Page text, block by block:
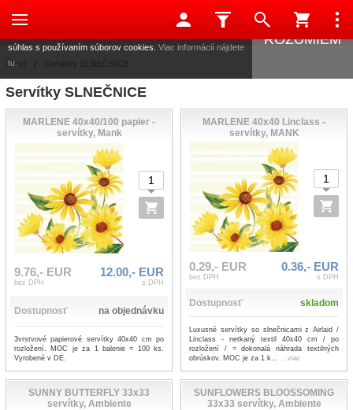
Úvod /
Servítky SLNEČNICE
MARLENE 40x40/100 papier -
servítky, Mank
9.76,- EUR
bez DPH
12.00,- EUR
s DPH
Dostupnosť na objednávku
3vrstvové papierové servítky 40x40 cm po
rozložení. MOC je za 1 balenie = 100 ks.
Vyrobené v DE.
MARLENE 40x40 Linclass -
servítky, MANK
0.29,- EUR
bez DPH
0.36,- EUR
s DPH
Dostupnosť skladom
Luxusné servítky so slnečnicami z Airlaid /
Linclass - netkaný textil 40x40 cm / po
rozložení / = dokonalá náhrada textilných
obrúskov. MOC je za 1 k... ...viac
SUNNY BUTTERFLY 33x33
servítky, Ambiente
SUNFLOWERS BLOOSSOMING
33x33 servítky, Ambiente
Táto stránka používa súbory cookies, ktoré nám pomáhajú
súhlas s používaním súborov cookies. Viac informácií nájdete
tu.
ROZUMIEM